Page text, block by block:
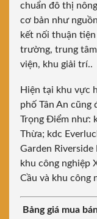
chuẩn đô thị
cơ bản như
kết nối thuận
trường, trung tâm
viện, khu giải trí..
Hiện tại khu vực
phố Tân An cũng
Trọng Điểm như:
Thừa; kdc
Garden Riverside
khu công nghiệp
Cầu và khu công
Bảng giá mua